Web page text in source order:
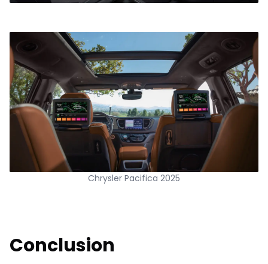
Chrysler Pacifica 2025
Conclusion